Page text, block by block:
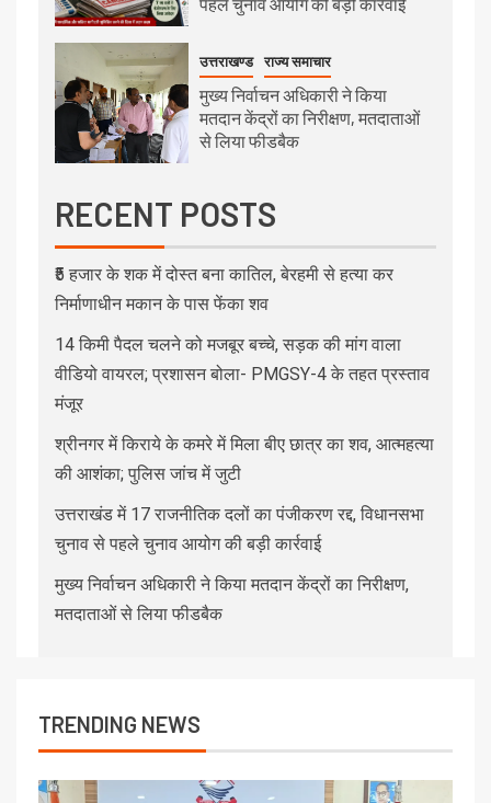
उत्तराखण्ड राज्य समाचार
मुख्य निर्वाचन अधिकारी ने किया
मतदान केंद्रों का निरीक्षण, मतदाताओं
से लिया फीडबैक
RECENT POSTS
₹5 हजार के शक में दोस्त बना कातिल, बेरहमी से हत्या कर
निर्माणाधीन मकान के पास फेंका शव
14 किमी पैदल चलने को मजबूर बच्चे, सड़क की मांग वाला
वीडियो वायरल; प्रशासन बोला- PMGSY-4 के तहत प्रस्ताव
मंजूर
श्रीनगर में किराये के कमरे में मिला बीए छात्र का शव, आत्महत्या
की आशंका; पुलिस जांच में जुटी
उत्तराखंड में 17 राजनीतिक दलों का पंजीकरण रद्द, विधानसभा
चुनाव से पहले चुनाव आयोग की बड़ी कार्रवाई
मुख्य निर्वाचन अधिकारी ने किया मतदान केंद्रों का निरीक्षण,
मतदाताओं से लिया फीडबैक
TRENDING NEWS